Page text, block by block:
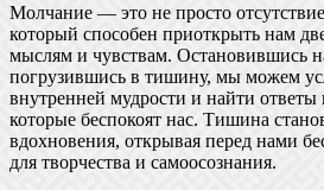
Молчание — это не просто
который способен приоткрыть нам
мыслям и чувствам. Остановившись
погрузившись в тишину, мы можем
внутренней мудрости и найти
которые беспокоят нас. Тишина
вдохновения, открывая перед нами
для творчества и самоосознания.